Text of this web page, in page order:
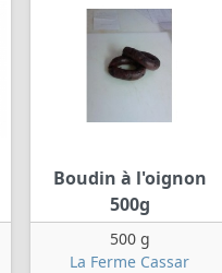
Boudin à l'oignon
500g
500 g
La Ferme Cassar